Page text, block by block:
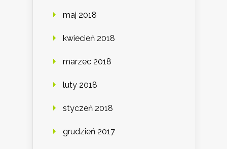
maj 2018
kwiecień 2018
marzec 2018
luty 2018
styczeń 2018
grudzień 2017